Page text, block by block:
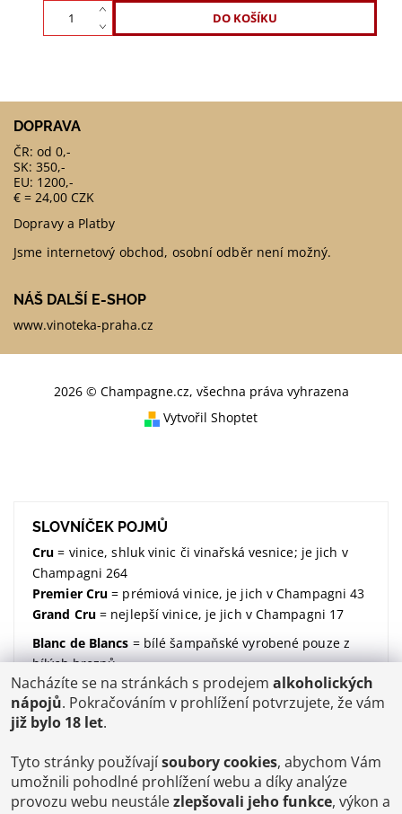
DOPRAVA
ČR: od 0,-
SK: 350,-
EU: 1200,-
€ = 24,00 CZK
Dopravy a Platby
Jsme internetový obchod, osobní odběr není možný.
NÁŠ DALŠÍ E-SHOP
www.vinoteka-praha.cz
2026 © Champagne.cz, všechna práva vyhrazena
Vytvořil Shoptet
SLOVNÍČEK POJMŮ
Cru = vinice, shluk vinic či vinařská vesnice; je jich v
Champagni 264
Premier Cru = prémiová vinice, je jich v Champagni 43
Grand Cru= nejlepší vinice, je jich v Champagni 17
Blanc de Blancs = bílé šampaňské vyrobené pouze z
bílých hroznů
Blanc de Noirs= bílé šampaňské vyrobené pouze z
modrých hroznů
dosáž / dosage / dávkování
cukru (udávané v gramech na litr)
Brut= suchý; značí kolik dodaného cukru v sobě
šampaňské má; více zde
Nacházíte se na stránkách s prodejem alkoholických
nápojů. Pokračováním v prohlížení potvrzujete, že vám
již bylo 18 let.
Tyto stránky používajísoubory cookies, abychom Vám
umožnili pohodlné prohlížení webu a díky analýze
provozu webu neustálezlepšovali jeho funkce, výkon a